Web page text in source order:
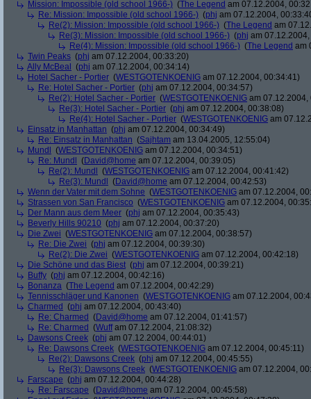
Mission: Impossible (old school 1966-) (The Legend am 07.12.2004,
Re: Mission: Impossible (old school 1966-) (phj am 07.12.2004,
Re(2): Mission: Impossible (old school 1966-) (The Legend am
Re(3): Mission: Impossible (old school 1966-) (phj am
Re(4): Mission: Impossible (old school 1966-) (The Legend am
Twin Peaks (phj am 07.12.2004, 00:33:20)
Ally McBeal
(phj am 07.12.2004, 00:34:14)
Hotel Sacher - Portier (WESTGOTENKOENIG am 07.12.2004, 00:34:41)
Re: Hotel Sacher - Portier (phj am 07.12.2004, 00:34:57)
Re(2): Hotel Sacher - Portier (WESTGOTENKOENIG am 07.12.2004,
Re(3): Hotel Sacher - Portier (phj am 07.12.2004, 00:38:08)
Re(4): Hotel Sacher - Portier (WESTGOTENKOENIG am
Einsatz in Manhattan (phj am 07.12.2004, 00:34:49)
Re: Einsatz in Manhattan (Sajhtam am 13.04.2005, 12:55:04)
Mundl
(WESTGOTENKOENIG am 07.12.2004, 00:34:51)
Re: Mundl
(David@home am 07.12.2004, 00:39:05)
Re(2): Mundl
(WESTGOTENKOENIG am 07.12.2004, 00:41:42)
Re(3): Mundl
(David@home am 07.12.2004, 00:42:53)
Wenn der Vater mit dem Sohne (WESTGOTENKOENIG am 07.12.2004,
Strassen von San Francisco (WESTGOTENKOENIG am 07.12.2004,
Der Mann aus dem Meer (phj am 07.12.2004, 00:35:43)
Beverly Hills 90210 (phj am 07.12.2004, 00:37:20)
Die Zwei (WESTGOTENKOENIG am 07.12.2004, 00:38:57)
Re: Die Zwei (phj am 07.12.2004, 00:39:30)
Re(2): Die Zwei (WESTGOTENKOENIG am 07.12.2004, 00:42:18)
Die Schöne und das Biest (phj am 07.12.2004, 00:39:21)
Buffy (phj am 07.12.2004, 00:42:16)
Bonanza (The Legend am 07.12.2004, 00:42:29)
Tennisschläger und Kanonen (WESTGOTENKOENIG am 07.12.2004,
Charmed (phj am 07.12.2004, 00:43:40)
Re: Charmed (David@home am 07.12.2004, 01:41:57)
Re: Charmed (Wuffam 07.12.2004, 21:08:32)
Dawsons Creek (phj am 07.12.2004, 00:44:01)
Re: Dawsons Creek (WESTGOTENKOENIG am 07.12.2004, 00:45:11)
Re(2): Dawsons Creek (phj am 07.12.2004, 00:45:55)
Re(3): Dawsons Creek (WESTGOTENKOENIG am 07.12.2004,
Farscape (phj am 07.12.2004, 00:44:28)
Re: Farscape (David@home am 07.12.2004, 00:45:58)